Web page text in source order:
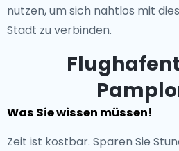
nutzen, um sich nahtlos mit
Stadt zu verbinden.
Was Sie wissen müssen!
Zeit ist kostbar. Sparen Sie